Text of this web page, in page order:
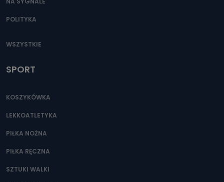
POLITYKA
WSZYSTKIE
SPORT
KOSZYKÓWKA
LEKKOATLETYKA
PIŁKA NOŻNA
PIŁKA RĘCZNA
SZTUKI WALKI